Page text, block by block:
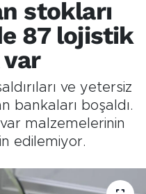
stokları
87 lojistik
var
ve yetersiz
bankaları boşaldı.
malzemelerinin
edilemiyor.